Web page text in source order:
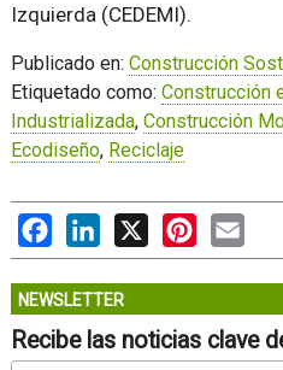
Izquierda (CEDEMI).
Publicado en: Construcción
Etiquetado como: Construcción
Industrializada, Construcción
Ecodiseño, Reciclaje
FacebookLinkedIn
X PinterestEmail
NEWSLETTER
Recibe las noticias clave